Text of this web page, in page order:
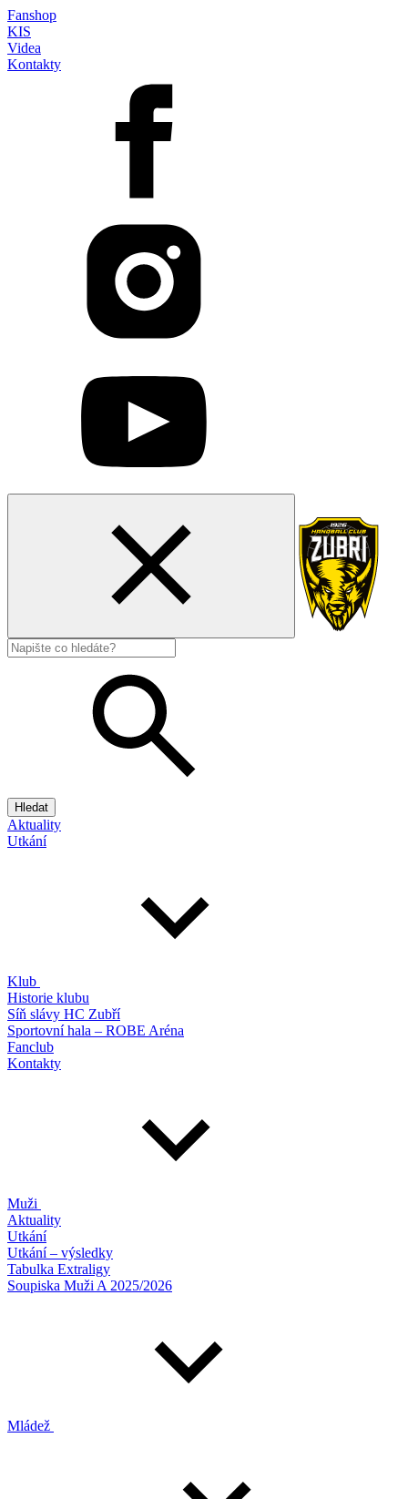
Fanshop
KIS
Videa
Kontakty
Hledat
Aktuality
Utkání
Klub
Historie klubu
Síň slávy HC Zubří
Sportovní hala – ROBE Aréna
Fanclub
Kontakty
Muži
Aktuality
Utkání
Utkání – výsledky
Tabulka Extraligy
Soupiska Muži A 2025/2026
Mládež